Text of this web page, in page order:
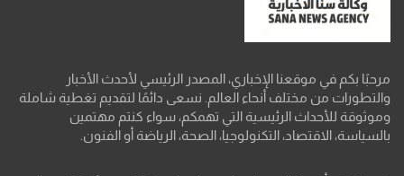
مرحبًا بكم في موقعنا الإخباري، المصدر الرئيسي لأحدث الأخبار
والتطورات من مختلف أنحاء العالم. نسعى دائمًا لتقديم تغطية شاملة
وموثوقة للأحداث الرئيسية التي تهمكم، سواء كنتم مهتمين
بالسياسة، الاقتصاد، التكنولوجيا، الصحة، الرياضة أو الفنون.